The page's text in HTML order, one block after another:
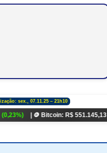
sex., 07.11.25 – 21h10
| 🪙 Bitcoin: R$ 551.145,13↗ (1,65)